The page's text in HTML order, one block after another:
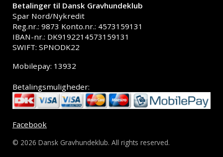
Betalinger til Dansk Gravhundeklub
Spar Nord/Nykredit
Reg.nr.: 9873 Konto.nr.: 4573159131
IBAN-nr.: DK9192214573159131
SWIFT: SPNODK22
Mobilepay: 13932
Betalingsmuligheder:
Facebook
© 2026 Dansk Gravhundeklub. All rights reserved.